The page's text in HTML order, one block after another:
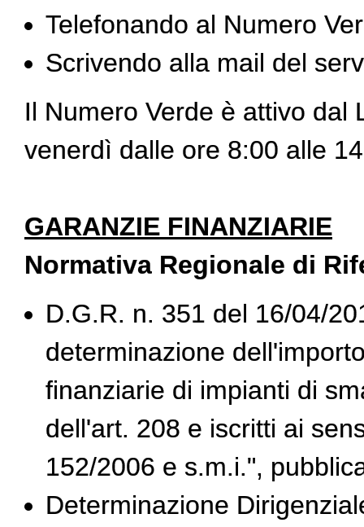
Telefonando al Numero
Scrivendo alla mail del
Il Numero Verde è attivo
venerdì dalle ore 8:00 alle
GARANZIE FINANZIARIE
Normativa Regionale di
D.G.R. n. 351 del 16/04/
determinazione
finanziarie di impianti di
dell'art. 208 e iscritti ai
152/2006 e s.m.i.",
Determinazione